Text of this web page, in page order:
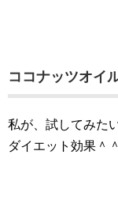
ココナッツオイ
私が、試してみた
ダイエット効果＾